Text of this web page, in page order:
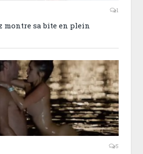
1
montre sa bite en plein
5